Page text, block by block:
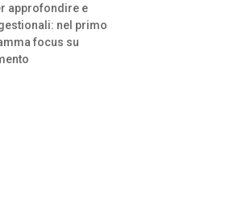
approfondire e
nel primo
focus su